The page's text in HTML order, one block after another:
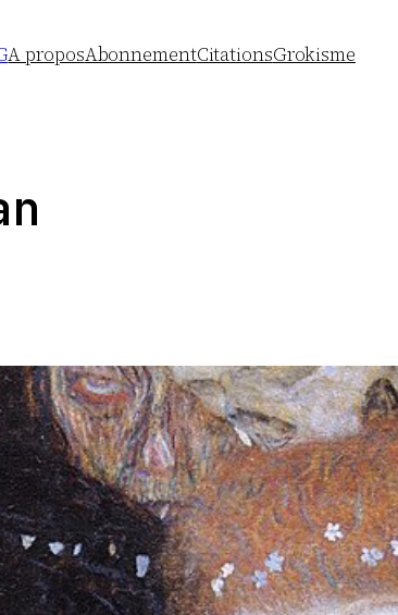
A proposAbonnementCitationsGrokisme